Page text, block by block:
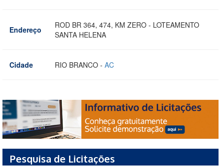
Endereço
ROD BR 364, 474, KM ZERO - LOTEAMENTO
SANTA HELENA
Cidade RIO BRANCO - AC
Pesquisa de Licitações